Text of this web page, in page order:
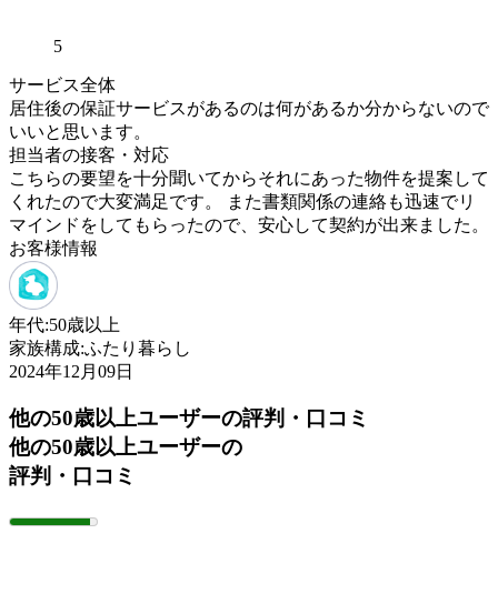
5
サービス全体
居住後の保証サービスがあるのは何があるか分からないので
いいと思います。
担当者の接客・対応
こちらの要望を十分聞いてからそれにあった物件を提案して
くれたので大変満足です。 また書類関係の連絡も迅速でリ
マインドをしてもらったので、安心して契約が出来ました。
お客様情報
年代:50歳以上
家族構成:ふたり暮らし
2024年12月09日
他の50歳以上ユーザーの評判・口コミ
他の50歳以上ユーザーの
評判・口コミ